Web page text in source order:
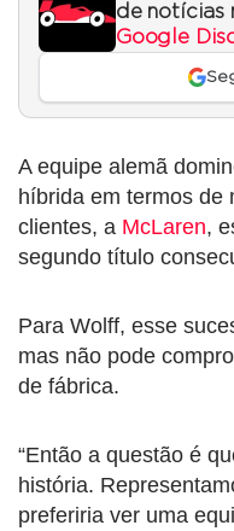
de notícias
Google
A equipe alemã
híbrida em termos de
clientes, a McLaren,
segundo título
Para Wolff, esse
mas não pode
de fábrica.
“Então a questão é
história.
preferiria ver uma